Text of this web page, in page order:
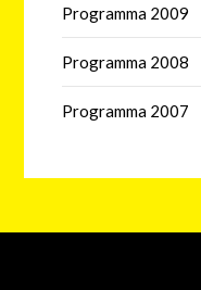
Programma 2009
Programma 2008
Programma 2007